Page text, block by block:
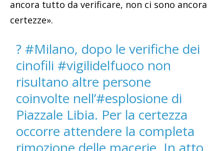
ancora tutto da verificare, non ci sono ancora
certezze».
? #Milano, dopo le verifiche dei
cinofili #vigilidelfuoco non
risultano altre persone
coinvolte nell’#esplosione di
Piazzale Libia. Per la certezza
occorre attendere la completa